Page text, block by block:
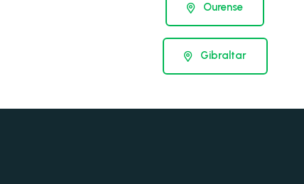
Ourense
Gibraltar